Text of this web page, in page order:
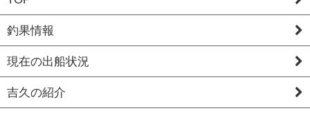
釣果情報
現在の出船状況
吉久の紹介